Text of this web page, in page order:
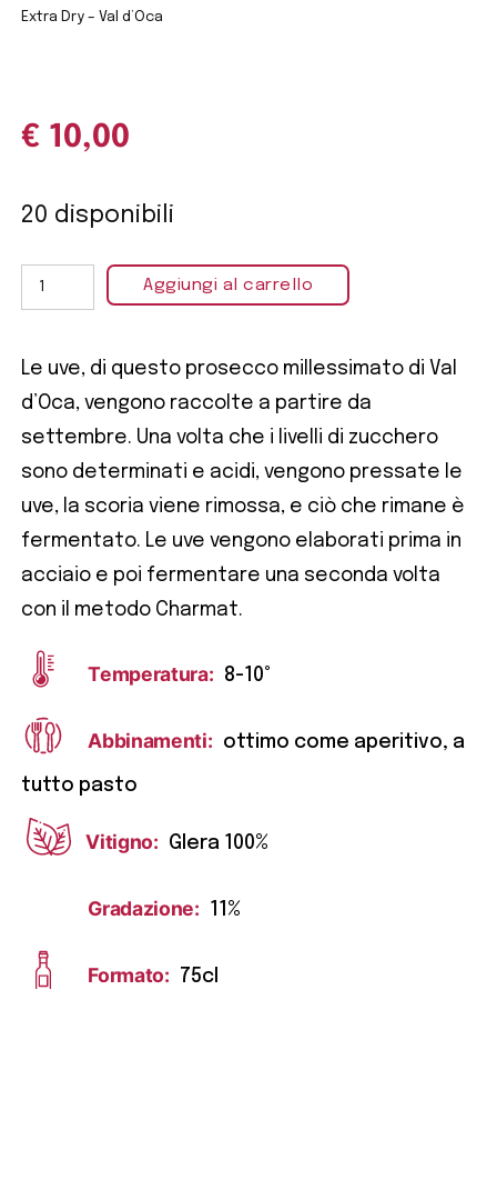
Extra Dry – Val d’Oca
€ 10,00
20 disponibili
Aggiungi al carrello
Le uve, di questo prosecco millessimato di Val
d’Oca, vengono raccolte a partire da
settembre. Una volta che i livelli di zucchero
sono determinati e acidi, vengono pressate le
uve, la scoria viene rimossa, e ciò che rimane è
fermentato. Le uve vengono elaborati prima in
acciaio e poi fermentare una seconda volta
con il metodo Charmat.
Temperatura: 8-10°
Abbinamenti: ottimo come aperitivo, a
tutto pasto
Vitigno: Glera 100%
Gradazione: 11%
Formato: 75cl